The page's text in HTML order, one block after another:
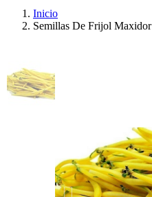
Inicio
Semillas De Frijol Maxidor